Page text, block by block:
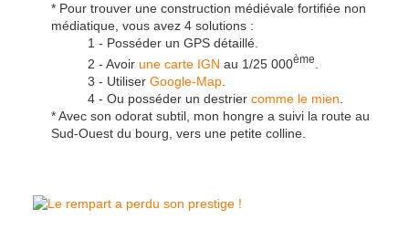
* Pour trouver une construction médiévale fortifiée non
médiatique, vous avez 4 solutions :
1 - Posséder un GPS détaillé.
2 - Avoir une carte IGN au 1/25 000ème
3 - Utiliser Google-Map
4 - Ou posséder un destrier comme le mien
* Avec son odorat subtil, mon hongre a suivi la route au
Sud-Ouest du bourg, vers une petite colline.